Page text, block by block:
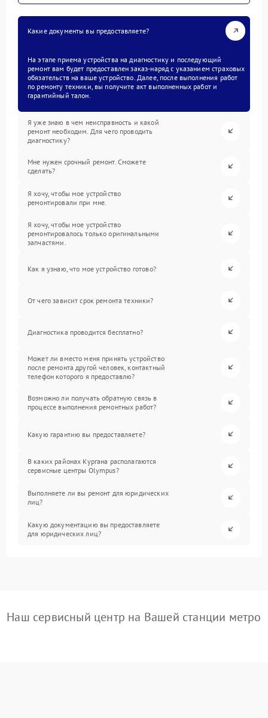
Какие документы вы предоставляете?
На этапе приема устройства на диагностику и последующий
ремонт вам будет предоставлен заказ-наряд с указанием страховых
обязательств на ваше устройство. Далее, после выполнения работ
по ремонту техники, вы получите акт выполненных работ и
гарантийный талон.
Я уже знаю в чем неисправность и какой
ремонт необходим. Для чего проводить
диагностику?
Мне нужен срочный ремонт. Сможете
сделать?
Я хочу, чтобы мое устройство
ремонтировали при мне.
Я хочу, чтобы мое устройство
ремонтировалось только оригинальными
запчастями.
Как я узнаю, что мое устройство готово?
От чего зависит срок ремонта техники?
Диагностика проводится бесплатно?
Может ли вместо меня принять устройство
после ремонта другой человек, контактный
телефон которого я предоставлю?
Возможно ли получать обратную связь в
процессе выполнения ремонтных работ?
Какую гарантию вы предоставляете?
В каких районах Кургана располагаются
сервисные центры Olympus?
Выполняете ли вы ремонт для юридических
лиц?
Какую документацию вы предоставляете
для юридических лиц?
Наш сервисный центр на Вашей станции метро